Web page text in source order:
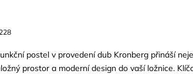
postel v provedení dub Kronberg přináší
prostor a moderní design do vaší ložnice.